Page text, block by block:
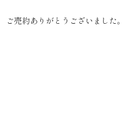
ご売約ありがとうございました。